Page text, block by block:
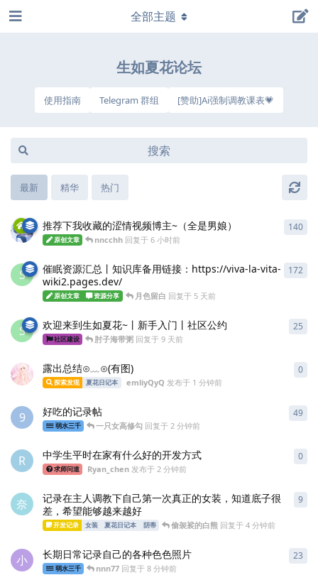
生如夏花论坛
使用指南 Telegram 群组 [赞助]Ai强制调教课表💗
全部主题
最新 精华 热门
推荐下我收藏的涩情视频博主~（全是男娘）
原创文章 nncchh 回复于6 小时前
140
S
催眠资源汇总丨知识库备用链接：https://viva-la-vita-
wiki2.pages.dev/
原创文章 资源分享 月色留白 回复于 5 天前
172
S 欢迎来到生如夏花~丨新手入门丨社区公约
社区建设 肘子海带粥 回复于9 天前
25
露出总结⊙﹏⊙(有图)
探索发现 夏花日记本 emliyQyQ 发布于 1 分钟前
0
9 好吃的记录帖
弱水三千 一只女高修勾 回复于2 分钟前
49
R 中学生平时在家有什么好的开发方式
求师问道 Ryan_chen 发布于2 分钟前
0
奈
记录在主人调教下自己第一次真正的女装，知道底子很
差，希望能够越来越好
开发记录 女装 夏花日记本 阴蒂 偷袈裟的白熊 回复于4 分钟前
9
小 长期日常记录自己的各种色色照片
弱水三千 nnn77 回复于8 分钟前
23